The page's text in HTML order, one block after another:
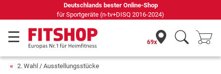
Deutschlands bester Online-Shop
für Sportgeräte (n-tv+DISQ 2016-2024)
69x
2. Wahl / Ausstellungsstücke